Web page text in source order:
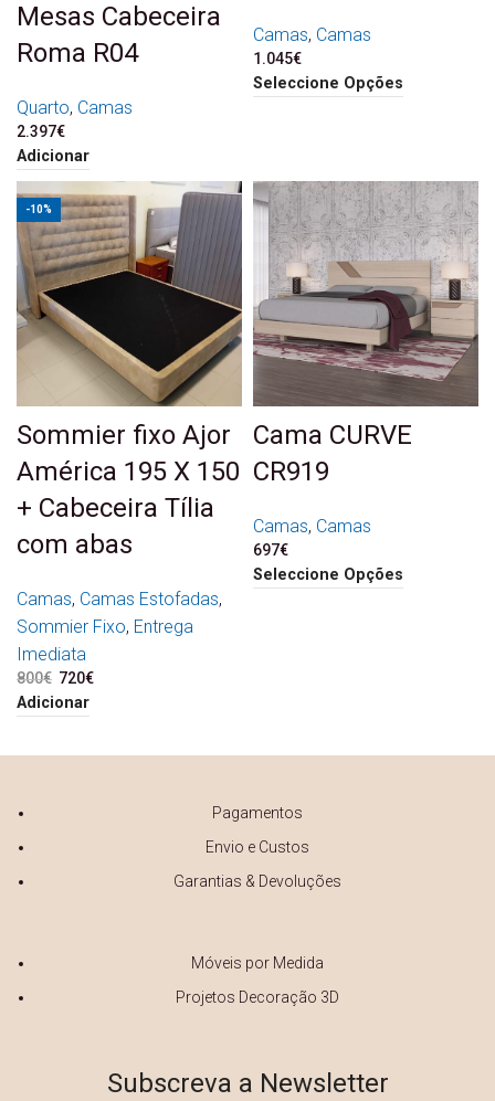
Mesas Cabeceira
Roma R04
Quarto, Camas
2.397€
Adicionar
Camas, Camas
1.045€
Seleccione Opções
-10%
Sommier fixo Ajor
América 195 X 150
+ Cabeceira Tília
com abas
Camas, Camas Estofadas,
Sommier Fixo, Entrega
Imediata
800€ O preço original era:
800€.
720€
Adicionar
Cama CURVE
CR919
Camas, Camas
697€
Seleccione Opções
Pagamentos
Envio e Custos
Garantias & Devoluções
Móveis por Medida
Projetos Decoração 3D
Subscreva a Newsletter